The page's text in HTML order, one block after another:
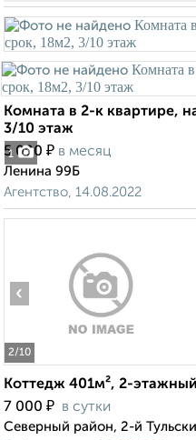
1
Комната в 2-к квартире,
3/10 этаж
5 000 ₽ в месяц
Ленина 99Б
Агентство, 14.08.2022
2/10
‹
Коттедж 401м², 2-
7 000 ₽ в сутки
Северный район, 2-й